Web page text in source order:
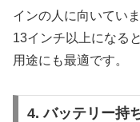
インの人に向いていま
13インチ以上になる
用途にも最適です。
4. バッテリー持